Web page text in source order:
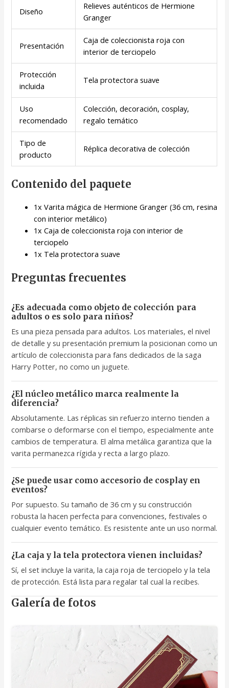
Diseño
Relieves auténticos de Hermione
Granger
Presentación
Caja de coleccionista roja con
interior de terciopelo
Protección
incluida
Tela protectora suave
Uso
recomendado
Colección, decoración, cosplay,
regalo temático
Tipo de
producto
Réplica decorativa de colección
Contenido del paquete
1x Varita mágica de Hermione Granger (36 cm, resina
con interior metálico)
1x Caja de coleccionista roja con interior de
terciopelo
1x Tela protectora suave
Preguntas frecuentes
¿Es adecuada como objeto de colección para
adultos o es solo para niños?
Es una pieza pensada para adultos. Los materiales, el nivel
de detalle y su presentación premium la posicionan como un
artículo de coleccionista para fans dedicados de la saga
Harry Potter, no como un juguete.
¿El núcleo metálico marca realmente la
diferencia?
Absolutamente. Las réplicas sin refuerzo interno tienden a
combarse o deformarse con el tiempo, especialmente ante
cambios de temperatura. El alma metálica garantiza que la
varita permanezca rígida y recta a largo plazo.
¿Se puede usar como accesorio de cosplay en
eventos?
Por supuesto. Su tamaño de 36 cm y su construcción
robusta la hacen perfecta para convenciones, festivales o
cualquier evento temático. Es resistente ante un uso normal.
¿La caja y la tela protectora vienen incluidas?
Sí, el set incluye la varita, la caja roja de terciopelo y la tela
de protección. Está lista para regalar tal cual la recibes.
Galería de fotos